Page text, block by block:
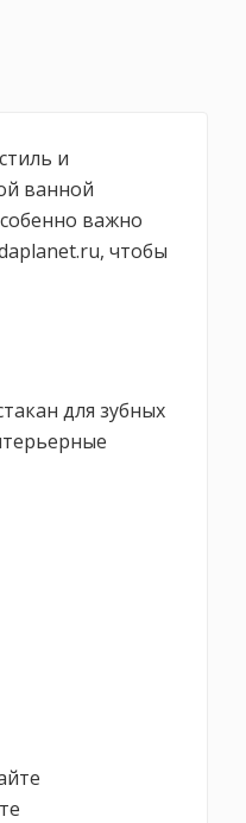
и
ванной
важно
чтобы
для зубных